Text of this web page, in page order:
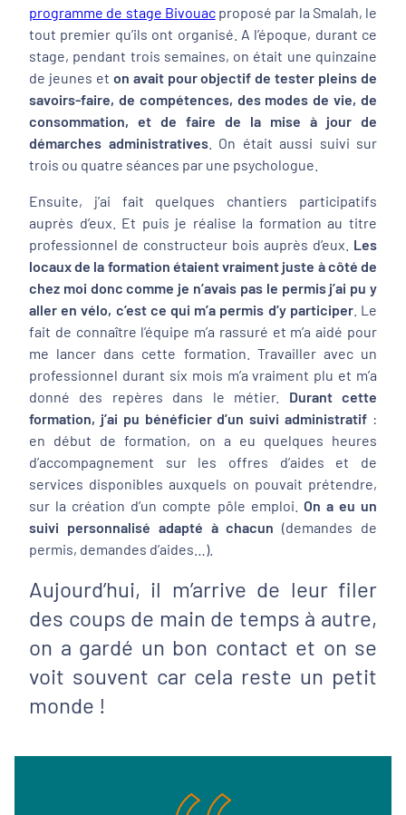
programme de stage Bivouacproposé par la Smalah, le
tout premier qu’ils ont organisé. A l’époque, durant ce
stage, pendant trois semaines, on était une quinzaine
de jeunes et on avait pour objectif de tester pleins de
savoirs-faire, de compétences, des modes de vie, de
consommation, et de faire de la mise à jour de
démarches administratives. On était aussi suivi sur
trois ou quatre séances par une psychologue.
Ensuite, j’ai fait quelques chantiers participatifs
auprès d’eux. Et puis je réalise la formation au titre
professionnel de constructeur bois auprès d’eux. Les
locaux de la formation étaient vraiment juste à côté de
chez moi donc comme je n’avais pas le permis j’ai pu y
aller en vélo, c’est ce qui m’a permis d’y participer. Le
fait de connaître l’équipe m’a rassuré et m’a aidé pour
me lancer dans cette formation. Travailler avec un
professionnel durant six mois m’a vraiment plu et m’a
donné des repères dans le métier. Durant cette
formation, j’ai pu bénéficier d’un suivi administratif :
en début de formation, on a eu quelques heures
d’accompagnement sur les offres d’aides et de
services disponibles auxquels on pouvait prétendre,
sur la création d’un compte pôle emploi. On a eu un
suivi personnalisé adapté à chacun (demandes de
permis, demandes d’aides…).
Aujourd’hui, il m’arrive de leur filer
des coups de main de temps à autre,
on a gardé un bon contact et on se
voit souvent car cela reste un petit
monde !